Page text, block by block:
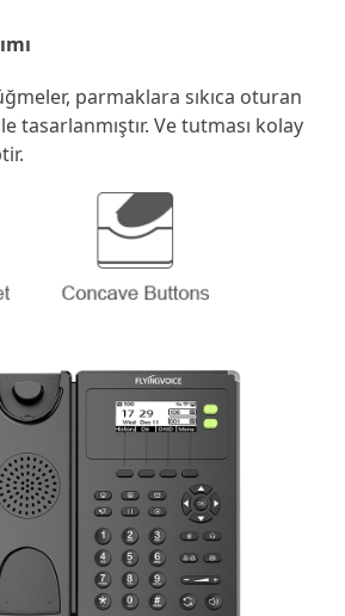
parmaklara sıkıca oturan
tasarlanmıştır. Ve tutması kolay